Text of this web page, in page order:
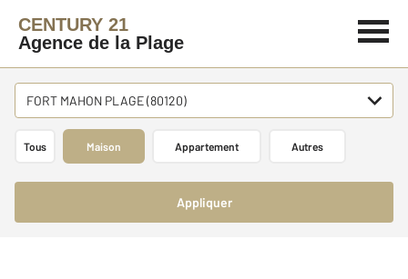
CENTURY 21
Agence de la Plage
FORT MAHON PLAGE (80120)
Tous Maison Appartement Autres
Appliquer